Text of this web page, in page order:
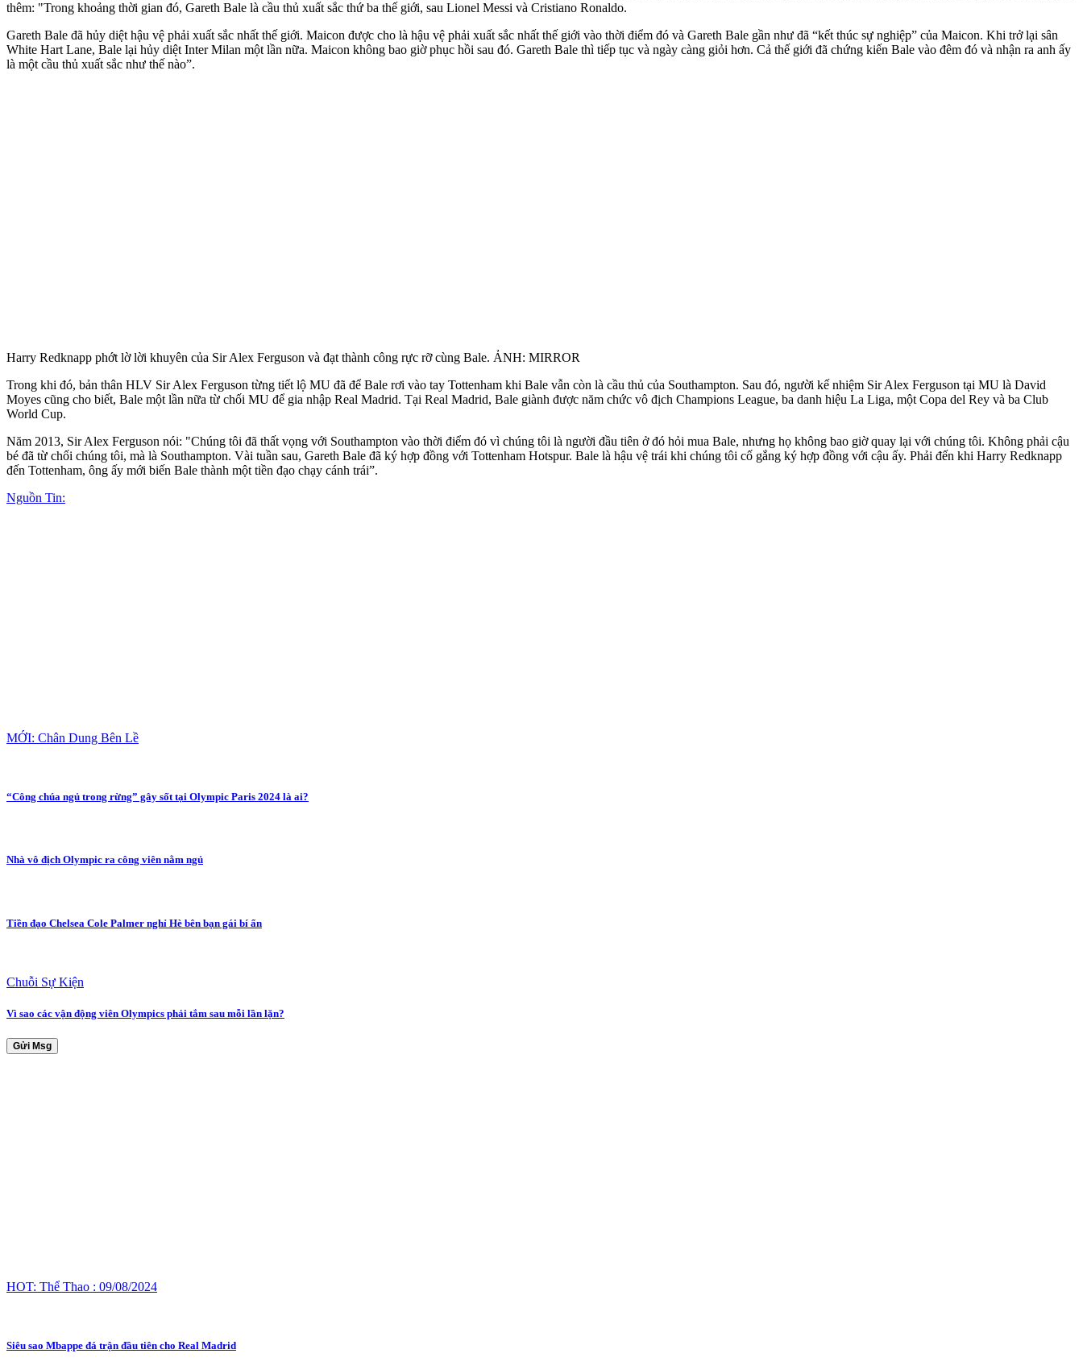
thêm: "Trong khoảng thời gian đó, Gareth Bale là cầu thủ xuất sắc thứ ba thế giới, sau Lionel Messi và Cristiano Ronaldo.
Gareth Bale đã hủy diệt hậu vệ phải xuất sắc nhất thế giới. Maicon được cho là hậu vệ phải xuất sắc nhất thế giới vào thời điểm đó và Gareth Bale gần như đã “kết thúc sự nghiệp” của Maicon. Khi trở lại sân
White Hart Lane, Bale lại hủy diệt Inter Milan một lần nữa. Maicon không bao giờ phục hồi sau đó. Gareth Bale thì tiếp tục và ngày càng giỏi hơn. Cả thế giới đã chứng kiến Bale vào đêm đó và nhận ra anh ấy
là một cầu thủ xuất sắc như thế nào”.
Harry Redknapp phớt lờ lời khuyên của Sir Alex Ferguson và đạt thành công rực rỡ cùng Bale. ẢNH: MIRROR
Trong khi đó, bản thân HLV Sir Alex Ferguson từng tiết lộ MU đã để Bale rơi vào tay Tottenham khi Bale vẫn còn là cầu thủ của Southampton. Sau đó, người kế nhiệm Sir Alex Ferguson tại MU là David
Moyes cũng cho biết, Bale một lần nữa từ chối MU để gia nhập Real Madrid. Tại Real Madrid, Bale giành được năm chức vô địch Champions League, ba danh hiệu La Liga, một Copa del Rey và ba Club
World Cup.
Năm 2013, Sir Alex Ferguson nói: "Chúng tôi đã thất vọng với Southampton vào thời điểm đó vì chúng tôi là người đầu tiên ở đó hỏi mua Bale, nhưng họ không bao giờ quay lại với chúng tôi. Không phải cậu
bé đã từ chối chúng tôi, mà là Southampton. Vài tuần sau, Gareth Bale đã ký hợp đồng với Tottenham Hotspur. Bale là hậu vệ trái khi chúng tôi cố gắng ký hợp đồng với cậu ấy. Phải đến khi Harry Redknapp
đến Tottenham, ông ấy mới biến Bale thành một tiền đạo chạy cánh trái”.
Nguồn Tin:
MỚI: Chân Dung Bên Lề
“Công chúa ngủ trong rừng” gây sốt tại Olympic Paris 2024 là ai?
Nhà vô địch Olympic ra công viên nằm ngủ
Tiền đạo Chelsea Cole Palmer nghỉ Hè bên bạn gái bí ẩn
Chuỗi Sự Kiện
Vì sao các vận động viên Olympics phải tắm sau mỗi lần lặn?
Gửi Msg
HOT: Thể Thao : 09/08/2024
Siêu sao Mbappe đá trận đầu tiên cho Real Madrid